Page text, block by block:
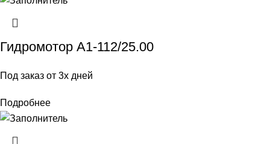
Гидромотор А1-112/25.00
Под заказ от 3х дней
Подробнее